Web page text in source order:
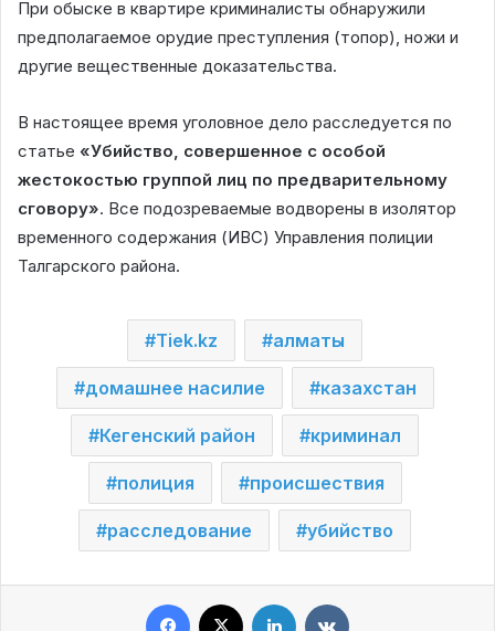
При обыске в квартире криминалисты обнаружили
предполагаемое орудие преступления (топор), ножи и
другие вещественные доказательства.
В настоящее время уголовное дело расследуется по
статье «Убийство, совершенное с особой
жестокостью группой лиц по предварительному
сговору». Все подозреваемые водворены в изолятор
временного содержания (ИВС) Управления полиции
Талгарского района.
Tiek.kz алматы
домашнее насилие казахстан
Кегенский район криминал
полиция происшествия
расследование убийство